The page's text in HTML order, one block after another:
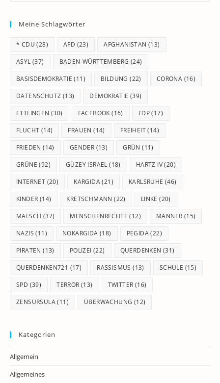
Meine Schlagwörter
* CDU (28) AFD (23) AFGHANISTAN (13)
ASYL (37) BADEN-WÜRTTEMBERG (24)
BASISDEMOKRATIE (11) BILDUNG (22) CORONA (16)
DATENSCHUTZ (13) DEMOKRATIE (39)
ETTLINGEN (30) FACEBOOK (16) FDP(17)
FLUCHT (14) FRAUEN (14) FREIHEIT(14)
FRIEDEN (14) GENDER (13) GRÜN (11)
GRÜNE (92) GÜZEY ISRAEL (18) HARTZ IV(20)
INTERNET (20) KARGIDA(21) KARLSRUHE (46)
KINDER (14) KRETSCHMANN (22) LINKE (20)
MALSCH (37) MENSCHENRECHTE (12) MÄNNER (15)
NAZIS (11) NOKARGIDA (18) PEGIDA(22)
PIRATEN (13) POLIZEI (22) QUERDENKEN (31)
QUERDENKEN721 (17) RASSISMUS (13) SCHULE (15)
SPD (39) TERROR (13) TWITTER (16)
ZENSURSULA(11) ÜBERWACHUNG (12)
Kategorien
Allgemein
Allgemeines